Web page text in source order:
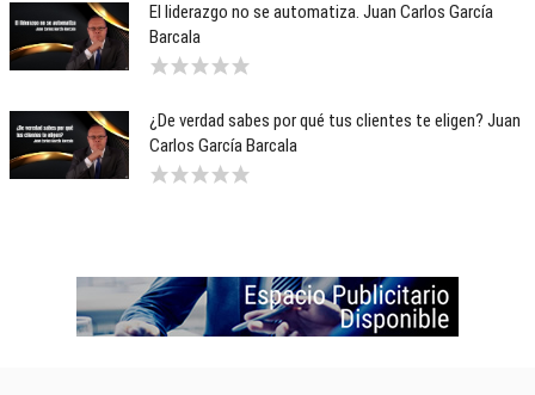
El liderazgo no se automatiza. Juan Carlos García
Barcala
¿De verdad sabes por qué tus clientes te eligen? Juan
Carlos García Barcala